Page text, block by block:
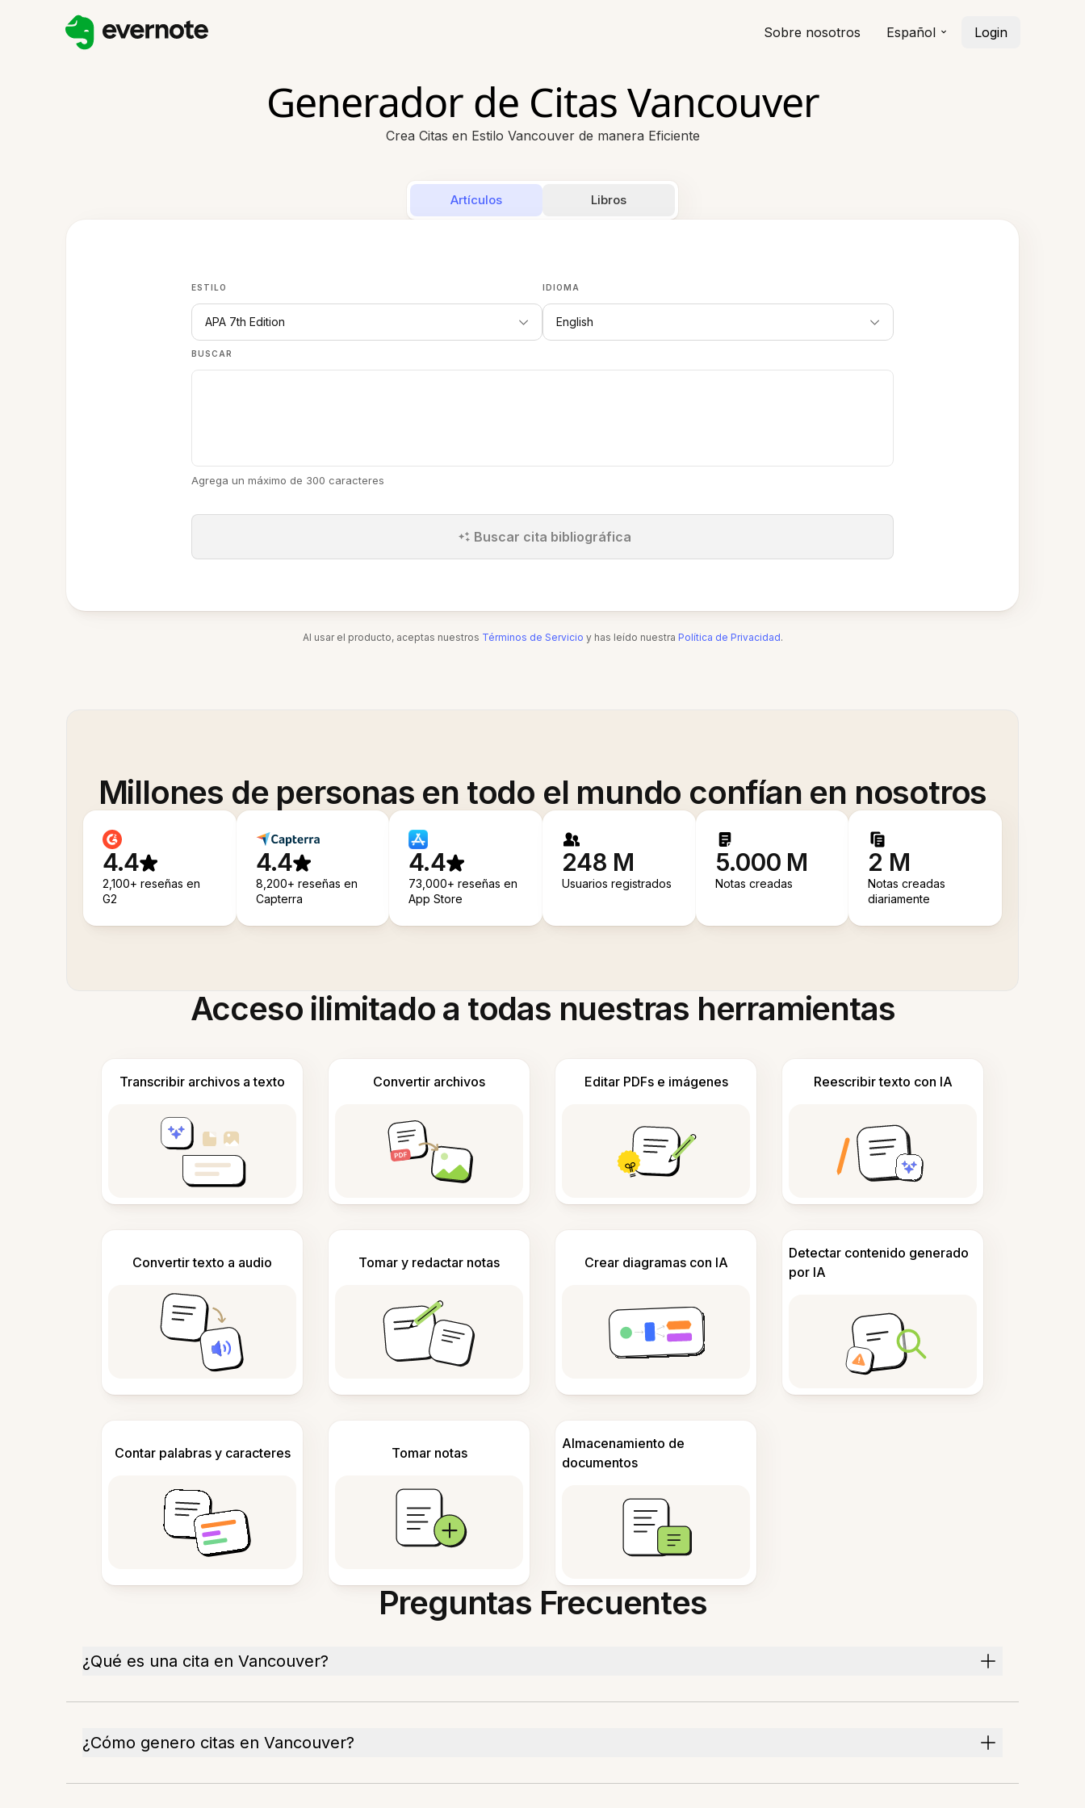
Sobre nosotros Español Login
Generador de Citas Vancouver
Crea Citas en Estilo Vancouver de manera Eficiente
Artículos Libros
ESTILO
APA 7th Edition
IDIOMA
English
BUSCAR
Agrega un máximo de 300 caracteres
Buscar cita bibliográfica
Al usar el producto, aceptas nuestros Términos de Servicio y has leído nuestra Política de Privacidad.
Millones de personas en todo el mundo confían en nosotros
4.4
2,100+ reseñas en
G2
4.4
8,200+ reseñas en
Capterra
4.4
73,000+ reseñas en
App Store
248 M
Usuarios registrados
5.000 M
Notas creadas
2 M
Notas creadas
diariamente
Acceso ilimitado a todas nuestras herramientas
Transcribir archivos a texto Convertir archivos Editar PDFs e imágenes Reescribir texto con IA
Convertir texto a audio Tomar y redactar notas Crear diagramas con IA
Detectar contenido generado
por IA
Contar palabras y caracteres Tomar notas
Almacenamiento de
documentos
Preguntas Frecuentes
¿Qué es una cita en Vancouver?
¿Cómo genero citas en Vancouver?